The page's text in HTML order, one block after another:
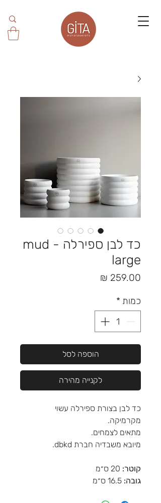
כד לבן ספירלה - mud
large
כמות *
הוספה לסל
לקנייה מהירה
כד לבן בצורת ספירלה עשוי
מקרמיקה.
מתאים לצמחים.
מיובא משבדיה חברת dbkd.
קוטר: 20 ס״מ
גובה: